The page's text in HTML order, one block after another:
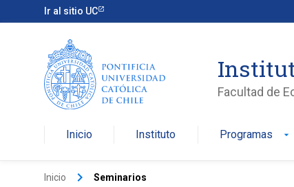
Ir al sitio UC
Facultad de
Inicio Instituto Programas arrow_drop_down
Inicio keyboard_arrow_right Seminarios